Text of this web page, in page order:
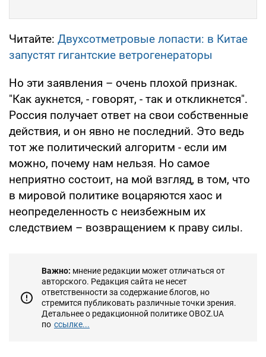
Читайте: Двухсотметровые лопасти: в Китае
запустят гигантские ветрогенераторы
Но эти заявления – очень плохой признак.
"Как аукнется, - говорят, - так и откликнется".
Россия получает ответ на свои собственные
действия, и он явно не последний. Это ведь
тот же политический алгоритм - если им
можно, почему нам нельзя. Но самое
неприятно состоит, на мой взгляд, в том, что
в мировой политике воцаряются хаос и
неопределенность с неизбежным их
следствием – возвращением к праву силы.
Важно: мнение редакции может отличаться от
авторского. Редакция сайта не несет
ответственности за содержание блогов, но
стремится публиковать различные точки зрения.
Детальнее о редакционной политике OBOZ.UA
по ссылке...